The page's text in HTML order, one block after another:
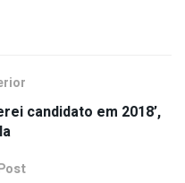
candidato em 2018’,